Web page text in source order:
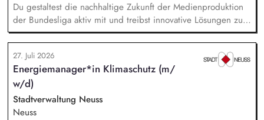
Du gestaltest die nachhaltige Zukunft der Medienproduktion
der Bundesliga aktiv mit und treibst innovative Lösungen zur
Reduzierung von Emissionen voran. Dein Fokus liegt auf der
Evaluierung von Reduktionspotentialen von TV-
Produktionskonzepten hinsichtlich Co2e-Fußabdruck,
Durchführung einer Machbarkeitsstudie zur emissionsfreien
USV-Stromversorgung sowie der Koordination interner und
externer Stakeholder.
27. Juli 2026
Energiemanager*in Klimaschutz (m/
w/d)
Stadtverwaltung Neuss
Neuss